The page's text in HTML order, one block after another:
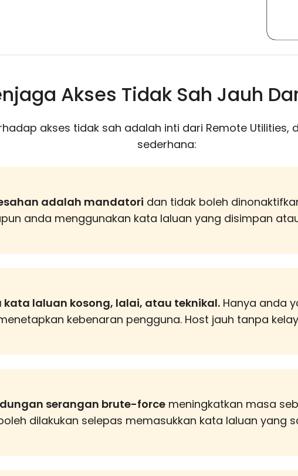
Akses Tidak Sah Jauh
akses tidak sah adalah inti dari Remote
sederhana:
adalah mandatori dan tidak boleh
anda menggunakan kata laluan yang disimpan
kata laluan kosong, lalai, atau teknikal.Hanya anda
kebenaran pengguna. Host jauh tanpa
serangan brute-forcemeningkatkan masa
dilakukan selepas memasukkan kata laluan yang